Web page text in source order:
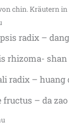
chin. Kräutern
radix –
rhizoma- shan
radix – huang
fructus – da zao